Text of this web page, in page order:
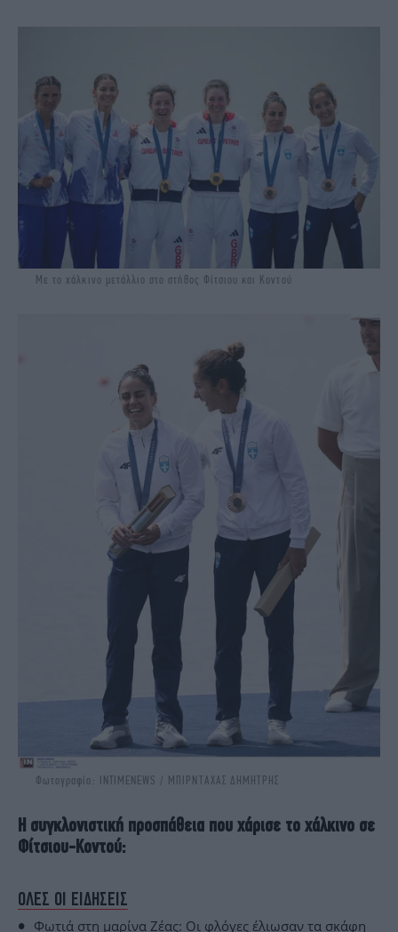
Με το χάλκινο μετάλλιο στο στήθος Φίτσιου και Κοντού
Φωτογραφία: INTIMENEWS / ΜΠΙΡΝΤΑΧΑΣ ΔΗΜΗΤΡΗΣ
Η συγκλονιστική προσπάθεια που χάρισε το χάλκινο σε
Φίτσιου-Κοντού:
ΟΛΕΣ ΟΙ ΕΙΔΗΣΕΙΣ
Φωτιά στη μαρίνα Ζέας: Οι φλόγες έλιωσαν τα σκάφη